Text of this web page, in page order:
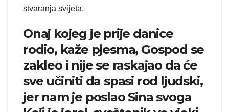
stvaranja svijeta.
Onaj kojeg je prije danice
rodio, kaže pjesma, Gospod se
zakleo i nije se raskajao da će
sve učiniti da spasi rod ljudski,
jer nam je poslao Sina svoga